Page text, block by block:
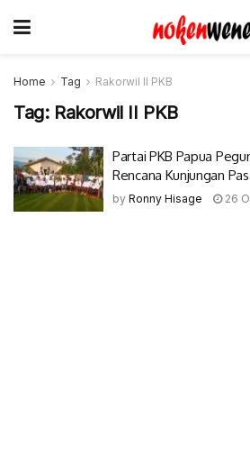
Home Tag Rakorwil II PKB
Tag: Rakorwil II PKB
Partai PKB Papua
Rencana Kunjungan
by Ronny Hisage 26